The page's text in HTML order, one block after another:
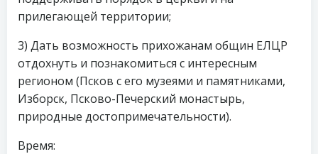
прилегающей территории;
3) Дать возможность прихожанам общин ЕЛЦР
отдохнуть и познакомиться с интересным
регионом (Псков с его музеями и памятниками,
Изборск, Псково-Печерский монастырь,
природные достопримечательности).
Время: